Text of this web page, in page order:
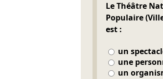
Le Théâtre
Populaire
est :
un
une
un